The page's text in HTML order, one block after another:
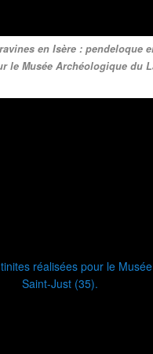
en Isère : pendeloque
le Musée Archéologique du